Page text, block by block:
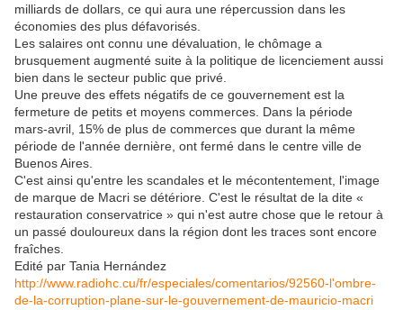
milliards de dollars, ce qui aura une répercussion dans les
économies des plus défavorisés.
Les salaires ont connu une dévaluation, le chômage a
brusquement augmenté suite à la politique de licenciement aussi
bien dans le secteur public que privé.
Une preuve des effets négatifs de ce gouvernement est la
fermeture de petits et moyens commerces. Dans la période
mars-avril, 15% de plus de commerces que durant la même
période de l'année dernière, ont fermé dans le centre ville de
Buenos Aires.
C'est ainsi qu'entre les scandales et le mécontentement, l'image
de marque de Macri se détériore. C'est le résultat de la dite «
restauration conservatrice » qui n'est autre chose que le retour à
un passé douloureux dans la région dont les traces sont encore
fraîches.
Edité par Tania Hernández
http://www.radiohc.cu/fr/especiales/comentarios/92560-l'ombre-
de-la-corruption-plane-sur-le-gouvernement-de-mauricio-macri